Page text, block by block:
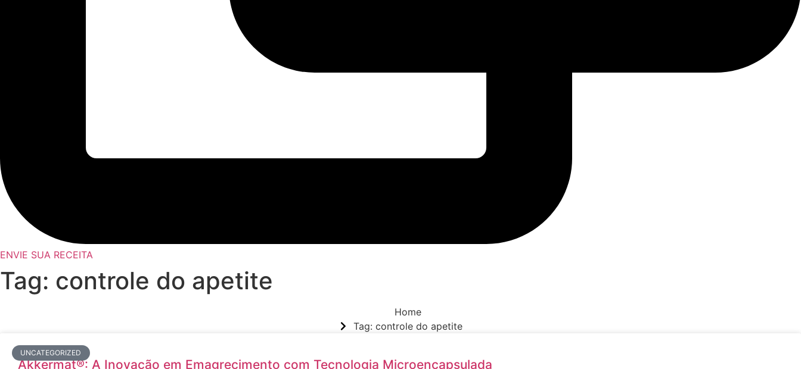
ENVIE SUA RECEITA
Tag: controle do apetite
Home
Tag: controle do apetite
UNCATEGORIZED
Akkermat®: A Inovação em Emagrecimento com Tecnologia Microencapsulada